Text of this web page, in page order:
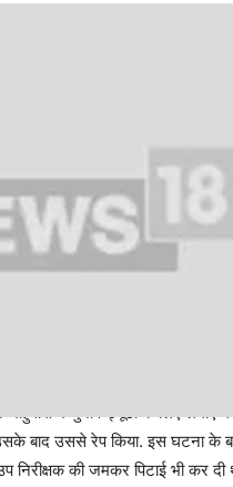
में चुनाव ड्यूटी के लिए लगाए
उससे रेप किया. इस घटना के
की जमकर पिटाई भी कर दी